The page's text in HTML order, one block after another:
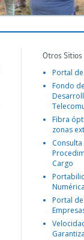
Otros
Portal
Fondo
Fibra
zonas
Consulta
Cargo
Portal